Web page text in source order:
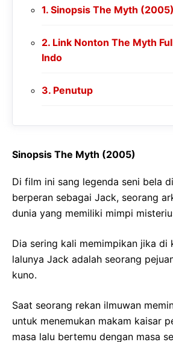
Sinopsis The Myth (2005)
Link Nonton The Myth
Indo
Penutup
Sinopsis The Myth (2005)
Di film ini sang legenda seni bela
berperan sebagai Jack, seorang
dunia yang memiliki mimpi
Dia sering kali memimpikan jika di
lalunya Jack adalah seorang
kuno.
Saat seorang rekan ilmuwan
untuk menemukan makam kaisar
masa lalu bertemu dengan masa